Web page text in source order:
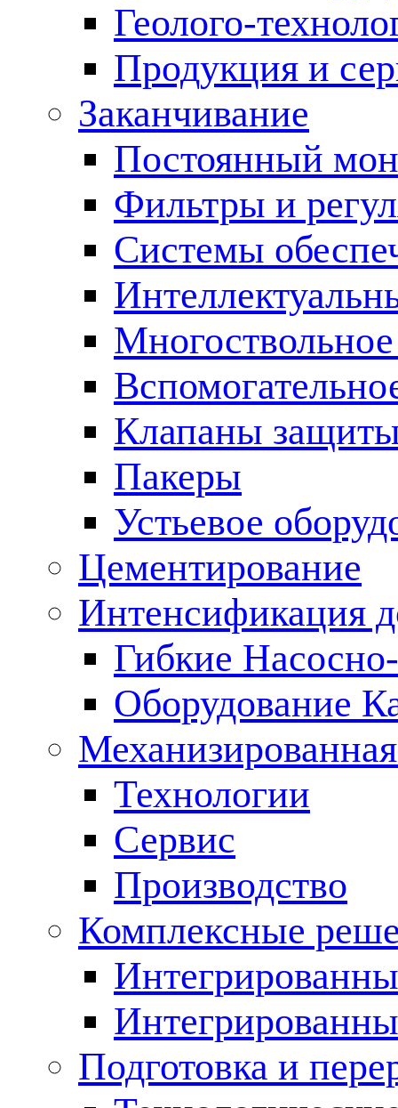
Геолого-
Продукция и
Заканчивание
Постоянный
Фильтры и
Cистемы
Клапаны
Пакеры
Устьевое
Цементирование
Интенсификация
Гибкие
Оборудование
Технологии
Сервис
Производство
Комплексные
Подготовка и